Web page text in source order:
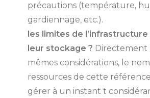
précautions (température,
gardiennage, etc.).
les limites de
leur stockage ? Directement
mêmes considérations, le
ressources de cette
gérer à un instant t